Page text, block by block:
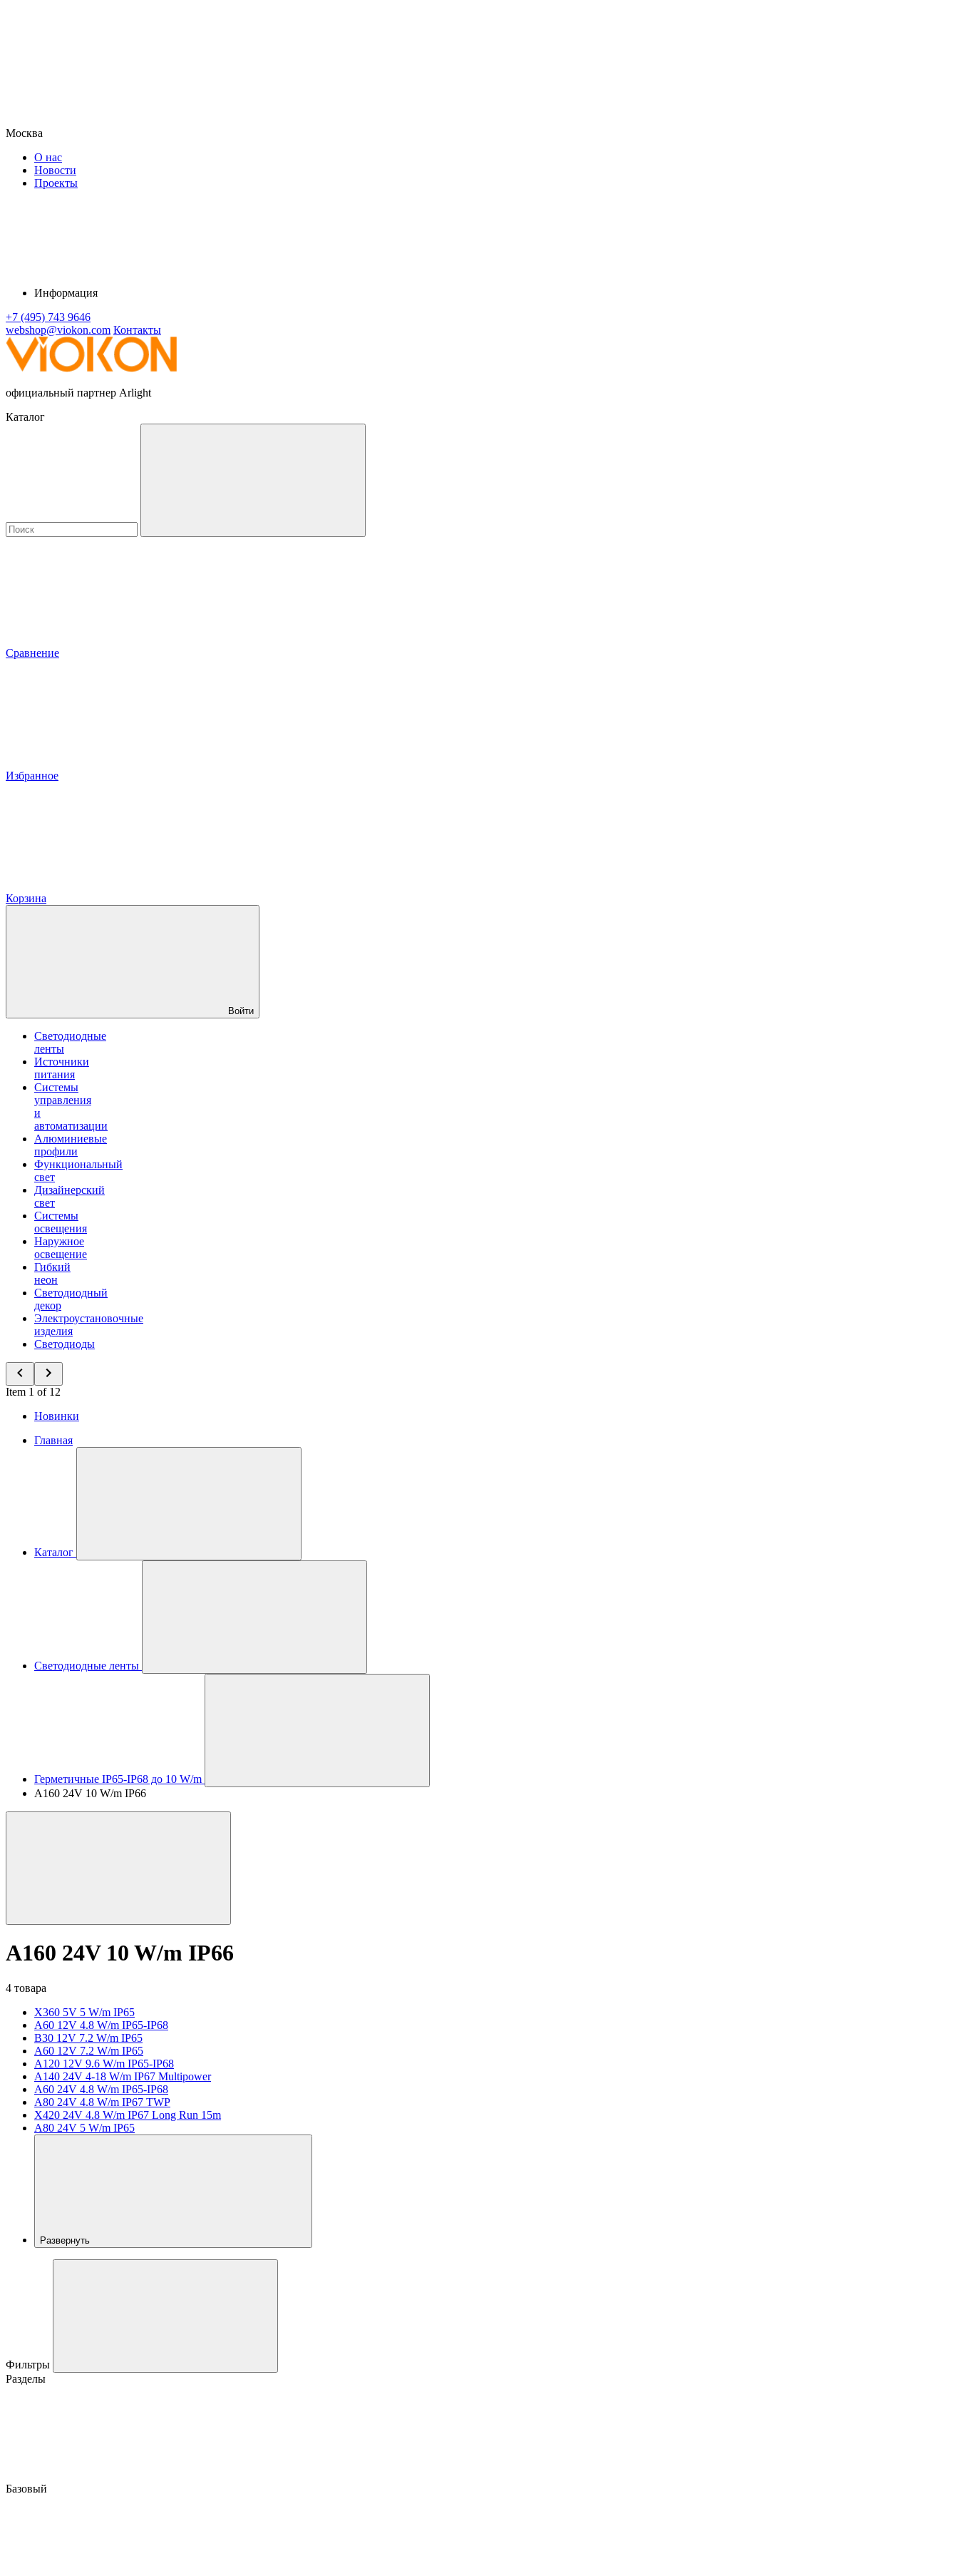
Москва
О нас
Новости
Проекты
Информация
+7 (495) 743 9646
webshop@viokon.com Контакты
официальный партнер Arlight
Каталог
Сравнение
Избранное
Корзина
Войти
Светодиодные
ленты
Источники
питания
Системы
управления
и
автоматизации
Алюминиевые
профили
Функциональный
свет
Дизайнерский
свет
Системы
освещения
Наружное
освещение
Гибкий
неон
Светодиодный
декор
Электроустановочные
изделия
Светодиоды
Item 1 of 12
Новинки
Главная
Каталог
Светодиодные ленты
Герметичные IP65-IP68 до 10 W/m
A160 24V 10 W/m IP66
A160 24V 10 W/m IP66
4 товара
X360 5V 5 W/m IP65
A60 12V 4.8 W/m IP65-IP68
B30 12V 7.2 W/m IP65
A60 12V 7.2 W/m IP65
A120 12V 9.6 W/m IP65-IP68
A140 24V 4-18 W/m IP67 Multipower
A60 24V 4.8 W/m IP65-IP68
A80 24V 4.8 W/m IP67 TWP
X420 24V 4.8 W/m IP67 Long Run 15m
A80 24V 5 W/m IP65
Развернуть
Фильтры
Разделы
Базовый